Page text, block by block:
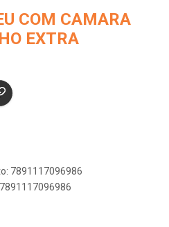
COM CAMARA
EXTRA
7891117096986